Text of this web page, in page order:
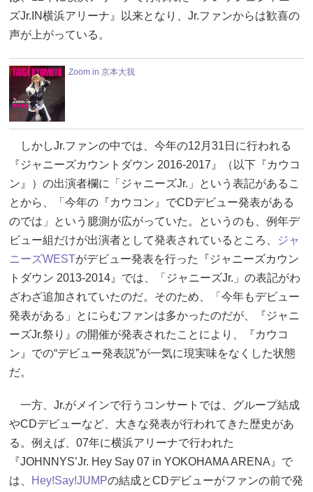
ズJr.IN横浜アリーナ』以来となり、Jr.ファンからは歓喜の
声が上がっている。
Zoom in 京本大我
しかしJr.ファンの中では、今年の12月31日に行われる
『ジャニーズカウントダウン 2016-2017』（以下『カウコ
ン』）の出演者欄に「ジャニーズJr.」という表記があるこ
とから、「今年の『カウコン』でCDデビュー発表がある
のでは」という臆測が広がっていた。というのも、例年デ
ビュー組だけが出演者として発表されているところ、
ジャ
ニーズWESTがデビュー発表を行った『ジャニーズカウン
トダウン 2013-2014』では、「ジャニーズJr.」の表記がわ
ざわざ追加されていたのだ。そのため、「今年もデビュー
発表がある」とにらむファンは多かったのだが、『ジャニ
ーズJr.祭り』の開催が発表されたことにより、『カウコ
ン』での“デビュー発表説”が一気に現実味をなくした状態
だ。
一方、Jr.がメインで行うコンサートでは、グループ結成
やCDデビューなど、大きな発表が行われてきた歴史があ
る。例えば、07年に横浜アリーナで行われた
『JOHNNYS’Jr. Hey Say 07 in YOKOHAMA ARENA』で
は、
Hey!Say!JUMPの結成とCDデビューがファンの前で発